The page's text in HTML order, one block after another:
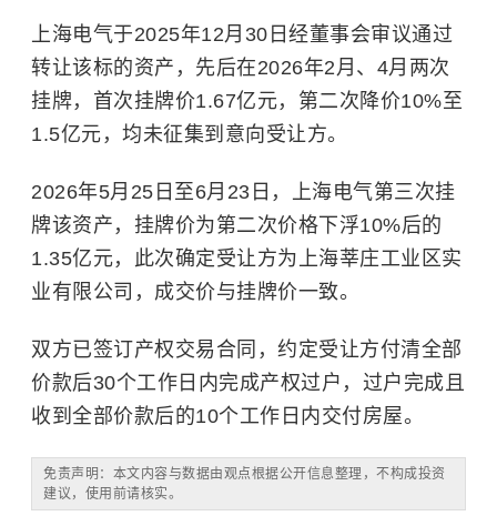
上海电气于2025年12月30日经董事会审议通过
转让该标的资产，先后在2026年2月、4月两次
挂牌，首次挂牌价1.67亿元，第二次降价10%至
1.5亿元，均未征集到意向受让方。
2026年5月25日至6月23日，上海电气第三次挂
牌该资产，挂牌价为第二次价格下浮10%后的
1.35亿元，此次确定受让方为上海莘庄工业区实
业有限公司，成交价与挂牌价一致。
双方已签订产权交易合同，约定受让方付清全部
价款后30个工作日内完成产权过户，过户完成且
收到全部价款后的10个工作日内交付房屋。
免责声明：本文内容与数据由观点根据公开信息整理，不构成投资
建议，使用前请核实。